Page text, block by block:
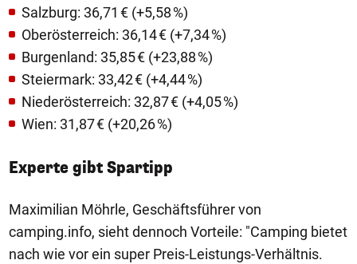
Salzburg: 36,71 € (+5,58 %)
Oberösterreich: 36,14 € (+7,34 %)
Burgenland: 35,85 € (+23,88 %)
Steiermark: 33,42 € (+4,44 %)
Niederösterreich: 32,87 € (+4,05 %)
Wien: 31,87 € (+20,26 %)
Experte gibt Spartipp
Maximilian Möhrle, Geschäftsführer von
camping.info, sieht dennoch Vorteile: "Camping bietet
nach wie vor ein super Preis-Leistungs-Verhältnis.